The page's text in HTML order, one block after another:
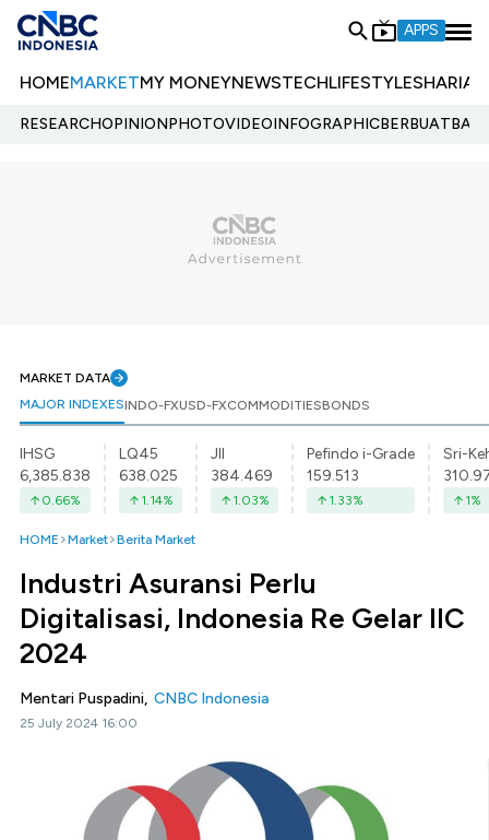
APPS
HOMEMARKETMY MONEYNEWSTECHLIFESTYLESHARIA
RESEARCHOPINIONPHOTOVIDEOINFOGRAPHIC
MARKET DATA
MAJOR INDEXESINDO-FXUSD-FXCOMMODITIESBONDS
IHSG
6,385.838
0.66%
LQ45
638.025
1.14%
JII
384.469
1.03%
Pefindo i-Grade
159.513
1.33%
Sri-
1%
HOME Market Berita Market
Industri Asuransi Perlu
Digitalisasi, Indonesia Re Gelar IIC
2024
Mentari Puspadini, CNBC Indonesia
25 July 2024 16:00